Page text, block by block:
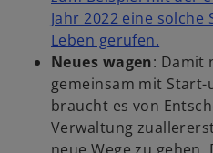
Jahr 2022 eine
Leben gerufen.
i
r
d
i
n
Neues wagen: Damit
gemeinsam mit
braucht es von
Verwaltung